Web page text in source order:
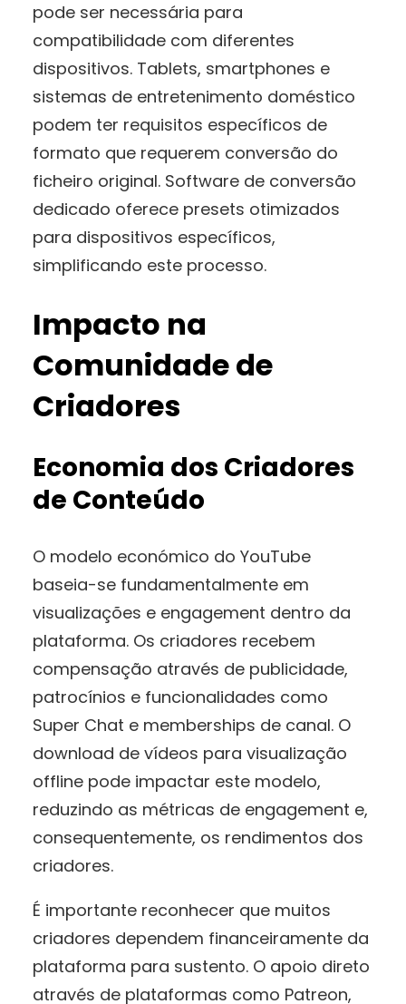
pode ser necessária para
compatibilidade com diferentes
dispositivos. Tablets, smartphones e
sistemas de entretenimento doméstico
podem ter requisitos específicos de
formato que requerem conversão do
ficheiro original. Software de conversão
dedicado oferece presets otimizados
para dispositivos específicos,
simplificando este processo.
Impacto na
Comunidade de
Criadores
Economia dos Criadores
de Conteúdo
O modelo económico do YouTube
baseia-se fundamentalmente em
visualizações e engagement dentro da
plataforma. Os criadores recebem
compensação através de publicidade,
patrocínios e funcionalidades como
Super Chat e memberships de canal. O
download de vídeos para visualização
offline pode impactar este modelo,
reduzindo as métricas de engagement e,
consequentemente, os rendimentos dos
criadores.
É importante reconhecer que muitos
criadores dependem financeiramente da
plataforma para sustento. O apoio direto
através de plataformas como Patreon,